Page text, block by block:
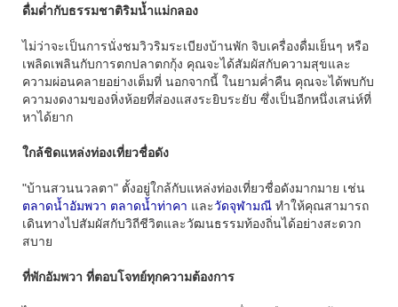
ดื่มด่ำกับธรรมชาติริมน้ำแม่กลอง
ไม่ว่าจะเป็นการนั่งชมวิวริมระเบียงบ้านพัก จิบเครื่องดื่มเย็นๆ หรือ
เพลิดเพลินกับการตกปลาตกกุ้ง คุณจะได้สัมผัสกับความสุขและ
ความผ่อนคลายอย่างเต็มที่ นอกจากนี้ ในยามค่ำคืน คุณจะได้พบกับ
ความงดงามของหิ่งห้อยที่ส่องแสงระยิบระยับ ซึ่งเป็นอีกหนึ่งเสน่ห์ที่
หาได้ยาก
ใกล้ชิดแหล่งท่องเที่ยวชื่อดัง
"บ้านสวนนวลตา" ตั้งอยู่ใกล้กับแหล่งท่องเที่ยวชื่อดังมากมาย เช่น
ตลาดน้ำอัมพวา ตลาดน้ำท่าคา และวัดจุฬามณี ทำให้คุณสามารถ
เดินทางไปสัมผัสกับวิถีชีวิตและวัฒนธรรมท้องถิ่นได้อย่างสะดวก
สบาย
ที่พักอัมพวา ที่ตอบโจทย์ทุกความต้องการ